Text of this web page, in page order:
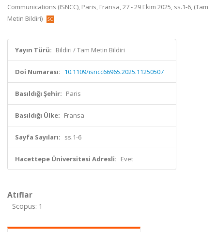
Communications (ISNCC), Paris, Fransa, 27 - 29 Ekim 2025, ss.1-6, (Tam
Metin Bildiri)
Yayın Türü: Bildiri / Tam Metin Bildiri
Doi Numarası: 10.1109/isncc66965.2025.11250507
Basıldığı Şehir: Paris
Basıldığı Ülke: Fransa
Sayfa Sayıları: ss.1-6
Hacettepe Üniversitesi Adresli: Evet
Atıflar
Scopus: 1